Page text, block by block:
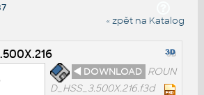
« zpět na Katalog
◄ DOWNLOAD ROUN
D_HSS_3.500X.216.f3d